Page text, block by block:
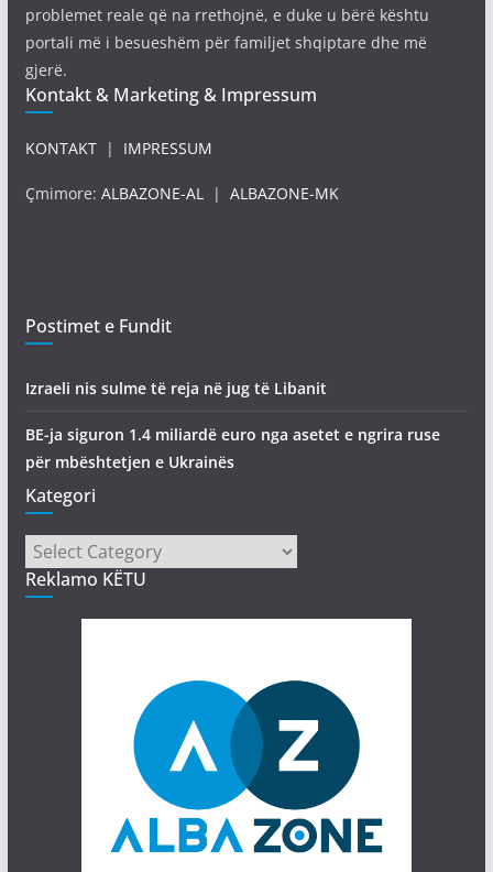
problemet reale që na rrethojnë, e duke u bërë kështu
portali më i besueshëm për familjet shqiptare dhe më
gjerë.
Kontakt & Marketing & Impressum
KONTAKT| IMPRESSUM
Çmimore: ALBAZONE-AL| ALBAZONE-MK
Postimet e Fundit
Izraeli nis sulme të reja në jug të Libanit
BE-ja siguron 1.4 miliardë euro nga asetet e ngrira ruse
për mbështetjen e Ukrainës
Kategori
Kategori
Reklamo KËTU